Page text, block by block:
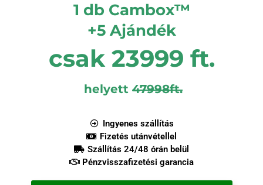
1 db Cambox™
+5 Ajándék
csak 23999 ft.
helyett 47998ft.
Ingyenes szállítás
Fizetés utánvétellel
Szállítás 24/48 órán belül
Pénzvisszafizetési garancia